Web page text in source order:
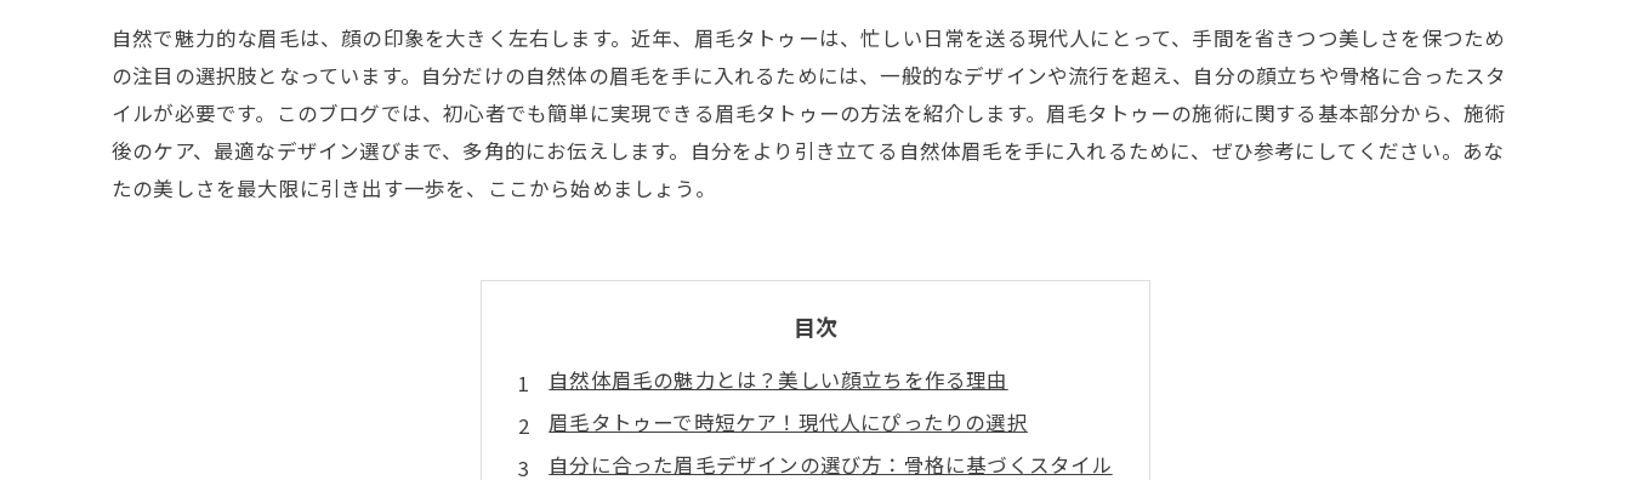
自然で魅力的な眉毛は、顔の印象を大きく左右します。近年、眉毛タトゥーは、忙しい日常を送る現代人にとって、手間を省きつつ美しさを保つため
の注目の選択肢となっています。自分だけの自然体の眉毛を手に入れるためには、一般的なデザインや流行を超え、自分の顔立ちや骨格に合ったスタ
イルが必要です。このブログでは、初心者でも簡単に実現できる眉毛タトゥーの方法を紹介します。眉毛タトゥーの施術に関する基本部分から、施術
後のケア、最適なデザイン選びまで、多角的にお伝えします。自分をより引き立てる自然体眉毛を手に入れるために、ぜひ参考にしてください。あな
たの美しさを最大限に引き出す一歩を、ここから始めましょう。
目次
自然体眉毛の魅力とは？美しい顔立ちを作る理由
眉毛タトゥーで時短ケア！現代人にぴったりの選択
自分に合った眉毛デザインの選び方：骨格に基づくスタイル